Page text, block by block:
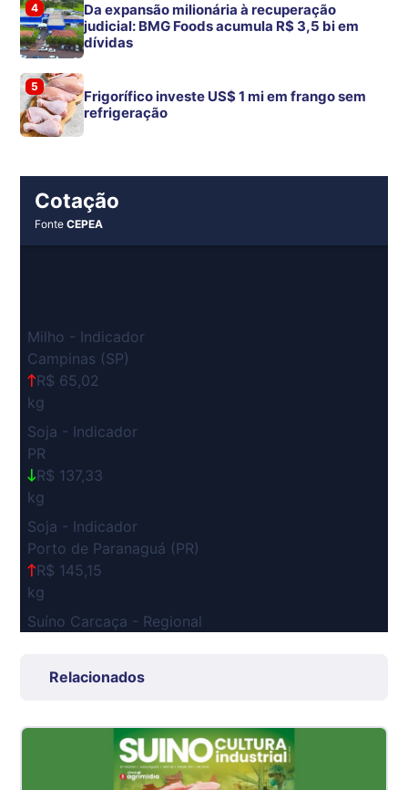
4
Da expansão milionária à recuperação
judicial: BMG Foods acumula R$ 3,5 bi em
dívidas
5
Frigorífico investe US$ 1 mi em frango sem
refrigeração
Cotação
FonteCEPEA
Milho - Indicador
Campinas (SP)
R$ 65,02
kg
Soja - Indicador
PR
R$ 137,33
kg
Soja - Indicador
Porto de Paranaguá (PR)
R$ 145,15
kg
Suíno Carcaça - Regional
Relacionados